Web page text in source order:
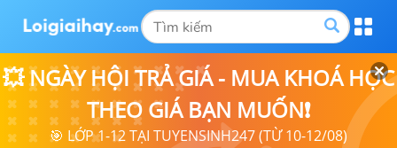
💥 NGÀY HỘI TRẢ GIÁ - MUA KHOÁ HỌC
THEO GIÁ BẠN MUỐN❗
🎯 LỚP 1-12 TẠI TUYENSINH247 (TỪ 10-12/08)